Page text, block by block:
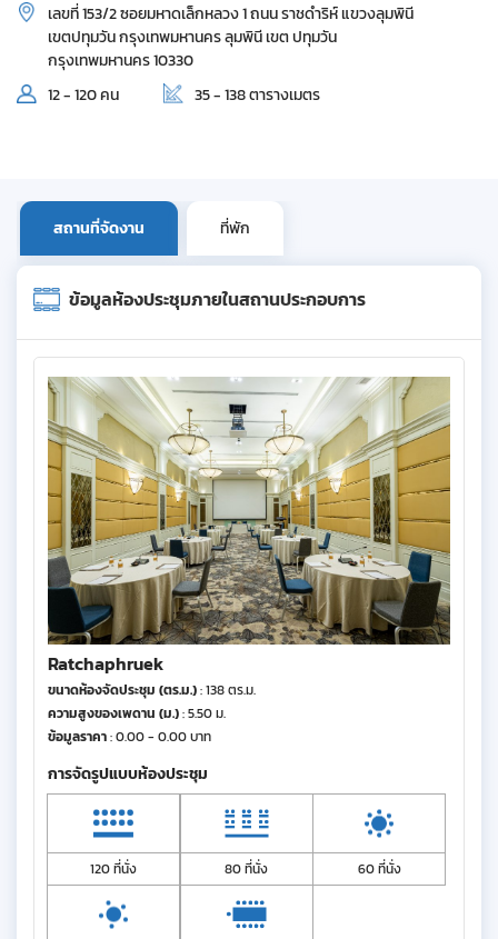
เลขที่ 153/2 ซอยมหาดเล็กหลวง 1 ถนน ราชดำริห์ แขวงลุมพินี
เขตปทุมวัน กรุงเทพมหานคร ลุมพินี เขต ปทุมวัน
กรุงเทพมหานคร 10330
12 - 120 คน
35 - 138 ตารางเมตร
สถานที่จัดงาน ที่พัก
ข้อมูลห้องประชุมภายในสถานประกอบการ
Ratchaphruek
ขนาดห้องจัดประชุม (ตร.ม.): 138 ตร.ม.
ความสูงของเพดาน (ม.): 5.50 ม.
ข้อมูลราคา: 0.00 - 0.00 บาท
การจัดรูปแบบห้องประชุม
120 ที่นั่ง 80 ที่นั่ง 60 ที่นั่ง